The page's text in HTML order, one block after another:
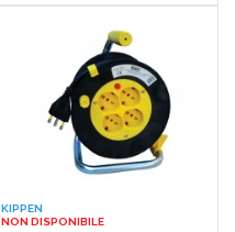
KIPPEN
NON DISPONIBILE